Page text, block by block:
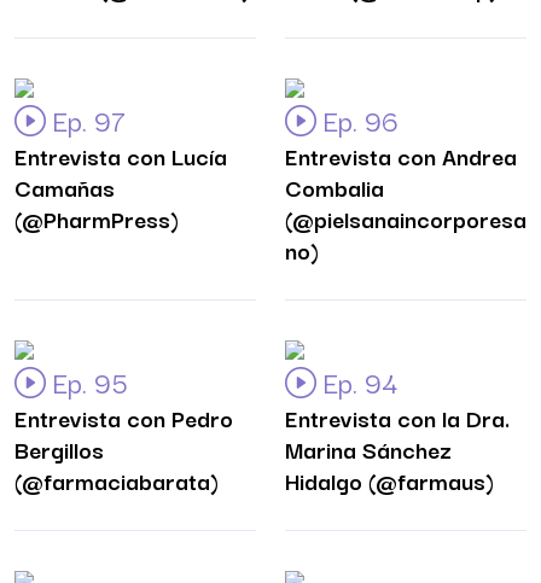
Ep. 97
Entrevista con Lucía
Camañas
(@PharmPress)
Ep. 96
Entrevista con Andrea
Combalia
(@pielsanaincorporesa
no)
Ep. 95
Entrevista con Pedro
Bergillos
(@farmaciabarata)
Ep. 94
Entrevista con la Dra.
Marina Sánchez
Hidalgo (@farmaus)